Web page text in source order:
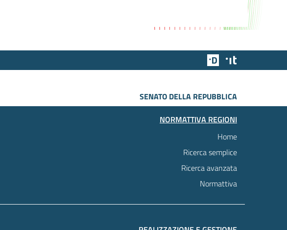
Team Digitale
SENATO DELLA REPUBBLICA
NORMATTIVA REGIONI
Home
Ricerca semplice
Ricerca avanzata
Normattiva